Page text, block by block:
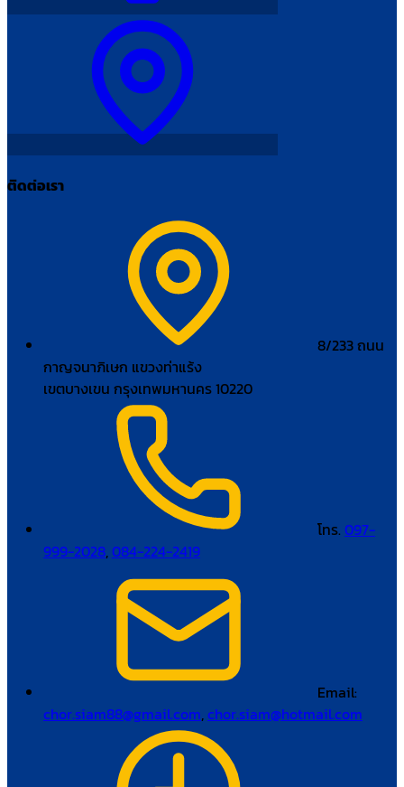
ติดต่อเรา
8/233 ถนน
กาญจนาภิเษก แขวงท่าแร้ง
เขตบางเขน กรุงเทพมหานคร 10220
โทร. 097-
999-2028,084-224-2419
Email:
chor.siam88@gmail.com,chor.siam@hotmail.com